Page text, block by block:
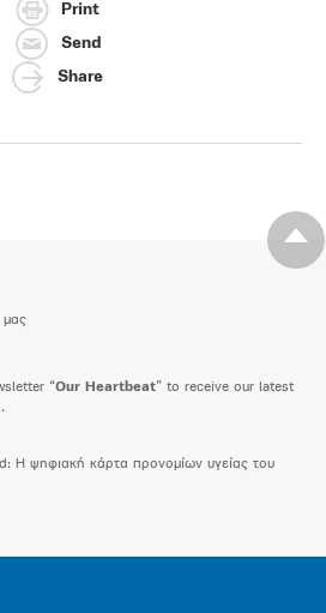
Print
Send
Share
μας
“Our Heartbeat” to receive our latest
H ψηφιακή κάρτα προνομίων υγείας του